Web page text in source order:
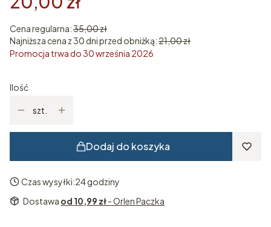
Cena regularna:35,00 zł
Najniższa cena z 30 dni przed obniżką:21,00 zł
Promocja trwa do 30 września 2026
Ilość
szt.
Dodaj do koszyka
Czas wysyłki:24 godziny
Dostawa od 10,99 zł- Orlen Paczka